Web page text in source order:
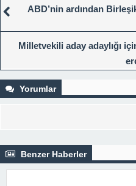
ABD’nin ardından
Milletvekili aday adaylığı
Yorumlar
Benzer Haberler